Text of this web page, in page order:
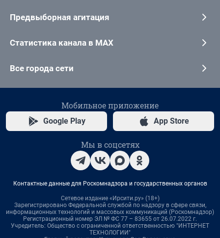
Предвыборная агитация
Статистика канала в MAX
Все города сети
Мобильное приложение
Google Play App Store
Мы в соцсетях
Контактные данные для Роскомнадзора и государственных органов
Сетевое издание «Ирсити.ру» (18+)
Зарегистрировано Федеральной службой по надзору в сфере связи,
информационных технологий и массовых коммуникаций (Роскомнадзор)
Регистрационный номер ЭЛ № ФС 77 – 83655 от 26.07.2022 г.
Учредитель: Общество с ограниченной ответственностью "ИНТЕРНЕТ
ТЕХНОЛОГИИ"